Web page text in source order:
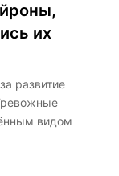
их
развитие
видом